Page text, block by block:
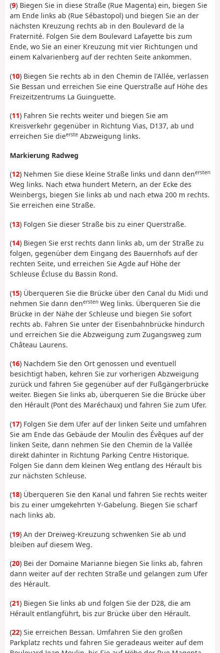
(9) Biegen Sie in diese Straße (Rue Magenta) ein, biegen Sie
am Ende links ab (Rue Sébastopol) und biegen Sie an der
nächsten Kreuzung rechts ab in den Boulevard de la
Fraternité. Folgen Sie dem Boulevard Lafayette bis zum
Ende, wo Sie an einer Kreuzung mit vier Richtungen und
einem Kalvarienberg auf der rechten Seite ankommen.
(10) Biegen Sie rechts ab in den Chemin de l'Allée, verlassen
Sie Bessan und erreichen Sie eine Querstraße auf Höhe des
Freizeitzentrums La Guinguette.
(11) Fahren Sie rechts weiter und biegen Sie am
Kreisverkehr gegenüber in Richtung Vias, D137, ab und
erreichen Sie dieerste Abzweigung links.
Markierung Radweg
(12) Nehmen Sie diese kleine Straße links und dann denersten
Weg links. Nach etwa hundert Metern, an der Ecke des
Weinbergs, biegen Sie links ab und nach etwa 200 m rechts.
Sie erreichen eine Straße.
(13) Folgen Sie dieser Straße bis zu einer Querstraße.
(14) Biegen Sie erst rechts dann links ab, um der Straße zu
folgen, gegenüber dem Eingang des Bauernhofs auf der
rechten Seite, und erreichen Sie Agde auf Höhe der
Schleuse Écluse du Bassin Rond.
(15) Überqueren Sie die Brücke über den Canal du Midi und
nehmen Sie dann denersten Weg links. Überqueren Sie die
Brücke in der Nähe der Schleuse und biegen Sie sofort
rechts ab. Fahren Sie unter der Eisenbahnbrücke hindurch
und erreichen Sie die Abzweigung zum Zugangsweg zum
Château Laurens.
(16) Nachdem Sie den Ort genossen und eventuell
besichtigt haben, kehren Sie zur vorherigen Abzweigung
zurück und fahren Sie gegenüber auf der Fußgängerbrücke
weiter. Biegen Sie links ab, überqueren Sie die Brücke über
den Hérault (Pont des Maréchaux) und fahren Sie zum Ufer.
(17) Folgen Sie dem Ufer auf der linken Seite und umfahren
Sie am Ende das Gebäude der Moulin des Évêques auf der
linken Seite, dann nehmen Sie den Chemin de la Vallée
direkt dahinter in Richtung Parking Centre Historique.
Folgen Sie dann dem kleinen Weg entlang des Hérault bis
zur nächsten Schleuse.
(18) Überqueren Sie den Kanal und fahren Sie rechts weiter
bis zu einer umgekehrten Y-Gabelung. Biegen Sie scharf
nach links ab.
(19) An der Dreiweg-Kreuzung schwenken Sie ab und
bleiben auf diesem Weg.
(20) Bei der Domaine Marianne biegen Sie links ab, fahren
dann weiter auf der rechten Straße und gelangen zum Ufer
des Hérault.
(21) Biegen Sie links ab und folgen Sie der D28, die am
Hérault entlangführt, bis zur Brücke über den Hérault.
(22) Sie erreichen Bessan. Umfahren Sie den großen
Parkplatz rechts und fahren Sie geradeaus weiter auf dem